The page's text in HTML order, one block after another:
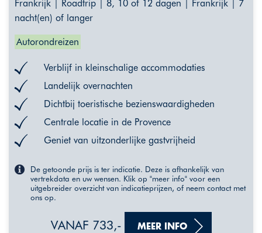
Frankrijk | Roadtrip | 8, 10 of 12 dagen | Frankrijk | 7
nacht(en) of langer
Autorondreizen
Verblijf in kleinschalige accommodaties
Landelijk overnachten
Dichtbij toeristische bezienswaardigheden
Centrale locatie in de Provence
Geniet van uitzonderlijke gastvrijheid
De getoonde prijs is ter indicatie. Deze is afhankelijk van
vertrekdata en uw wensen. Klik op "meer info" voor een
uitgebreider overzicht van indicatieprijzen, of neem contact met
ons op.
VANAF 733,- MEER INFO